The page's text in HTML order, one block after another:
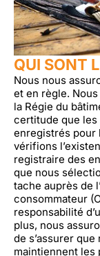
QUI SONT
Nous nous
et en règle.
la Régie du
certitude que
enregistrés pour
vérifions
registraire des
que nous
tache auprès de
consommateur
responsabilité
plus, nous
de s’assurer
maintiennent les